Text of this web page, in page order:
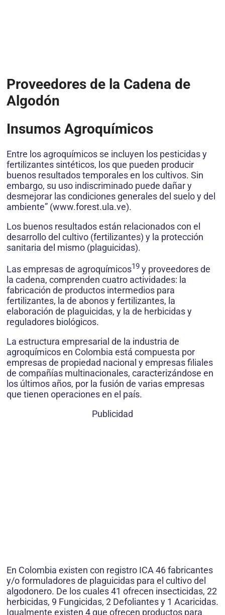
Proveedores de la Cadena de
Algodón
Insumos Agroquímicos
Entre los agroquímicos se incluyen los pesticidas y
fertilizantes sintéticos, los que pueden producir
buenos resultados temporales en los cultivos. Sin
embargo, su uso indiscriminado puede dañar y
desmejorar las condiciones generales del suelo y del
ambiente” (www.forest.ula.ve).
Los buenos resultados están relacionados con el
desarrollo del cultivo (fertilizantes) y la protección
sanitaria del mismo (plaguicidas).
Las empresas de agroquímicos19 y proveedores de
la cadena, comprenden cuatro actividades: la
fabricación de productos intermedios para
fertilizantes, la de abonos y fertilizantes, la
elaboración de plaguicidas, y la de herbicidas y
reguladores biológicos.
La estructura empresarial de la industria de
agroquímicos en Colombia está compuesta por
empresas de propiedad nacional y empresas filiales
de compañías multinacionales, caracterizándose en
los últimos años, por la fusión de varias empresas
que tienen operaciones en el país.
Publicidad
En Colombia existen con registro ICA 46 fabricantes
y/o formuladores de plaguicidas para el cultivo del
algodonero. De los cuales 41 ofrecen insecticidas, 22
herbicidas, 9 Fungicidas, 2 Defoliantes y 1 Acaricidas.
Igualmente existen 4 que ofrecen productos para